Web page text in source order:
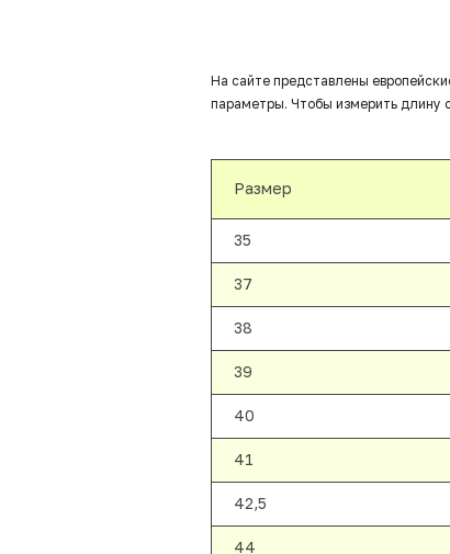
На сайте представлены
параметры. Чтобы измерить длину
Размер
35
37
38
39
40
41
42,5
44